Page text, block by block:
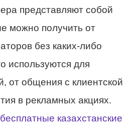
представляют собой
можно получить от
без каких-либо
используются для
от общения с клиентской
в рекламных акциях.
бесплатные казахстанские